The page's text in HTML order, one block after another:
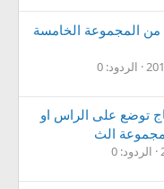
اجابة لغز متحدث بلباقة لغز رقم 135 من المجموعة الخامسة
الردود: 0
توضع على الراس او
الردود: 0